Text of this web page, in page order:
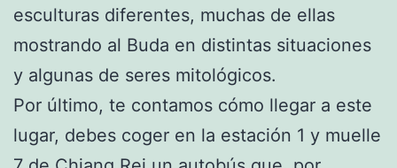
esculturas diferentes, muchas de ellas
mostrando al Buda en distintas situaciones
y algunas de seres mitológicos.
Por último, te contamos cómo llegar a este
lugar, debes coger en la estación 1 y muelle